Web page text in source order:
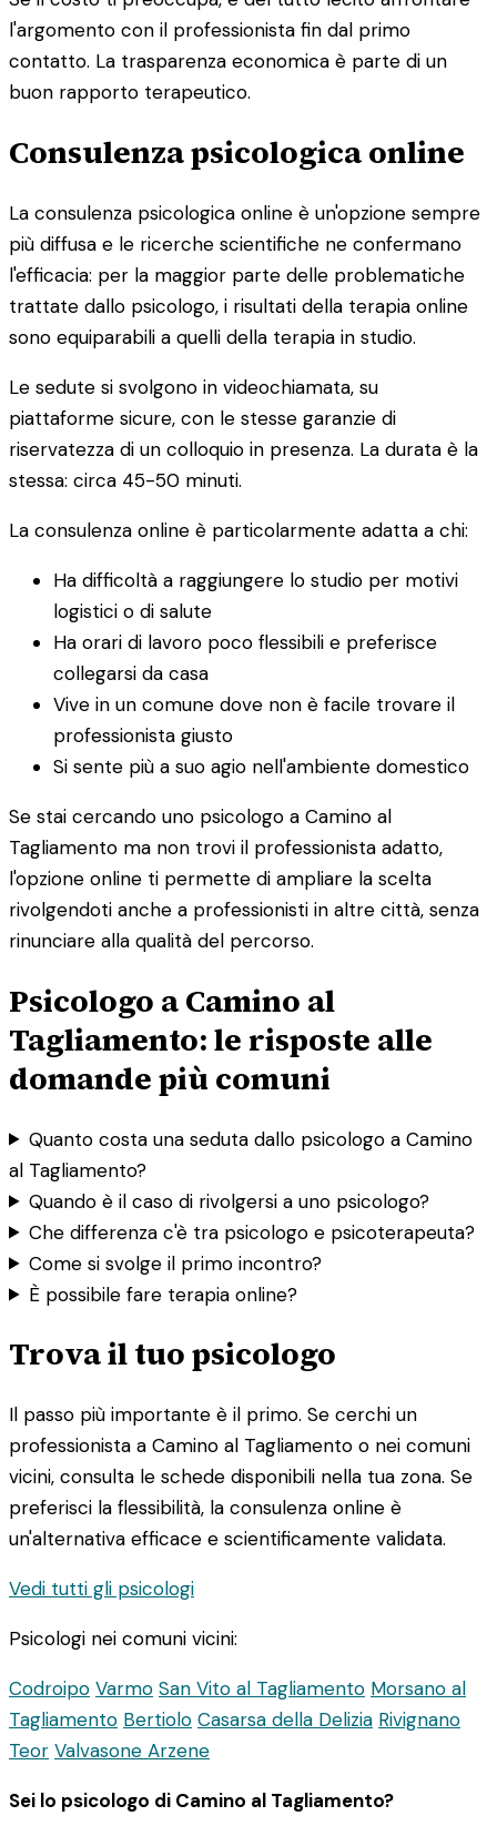
l'argomento con il professionista fin dal primo
contatto. La trasparenza economica è parte di un
buon rapporto terapeutico.
Consulenza psicologica online
La consulenza psicologica online è un'opzione sempre
più diffusa e le ricerche scientifiche ne confermano
l'efficacia: per la maggior parte delle problematiche
trattate dallo psicologo, i risultati della terapia online
sono equiparabili a quelli della terapia in studio.
Le sedute si svolgono in videochiamata, su
piattaforme sicure, con le stesse garanzie di
riservatezza di un colloquio in presenza. La durata è la
stessa: circa 45-50 minuti.
La consulenza online è particolarmente adatta a chi:
Ha difficoltà a raggiungere lo studio per motivi
logistici o di salute
Ha orari di lavoro poco flessibili e preferisce
collegarsi da casa
Vive in un comune dove non è facile trovare il
professionista giusto
Si sente più a suo agio nell'ambiente domestico
Se stai cercando uno psicologo a Camino al
Tagliamento ma non trovi il professionista adatto,
l'opzione online ti permette di ampliare la scelta
rivolgendoti anche a professionisti in altre città, senza
rinunciare alla qualità del percorso.
Psicologo a Camino al
Tagliamento: le risposte alle
domande più comuni
Quanto costa una seduta dallo psicologo a Camino
al Tagliamento?
Quando è il caso di rivolgersi a uno psicologo?
Che differenza c'è tra psicologo e psicoterapeuta?
Come si svolge il primo incontro?
È possibile fare terapia online?
Trova il tuo psicologo
Il passo più importante è il primo. Se cerchi un
professionista a Camino al Tagliamento o nei comuni
vicini, consulta le schede disponibili nella tua zona. Se
preferisci la flessibilità, la consulenza online è
un'alternativa efficace e scientificamente validata.
Vedi tutti gli psicologi
Psicologi nei comuni vicini:
Codroipo Varmo San Vito al Tagliamento Morsano al
Tagliamento Bertiolo Casarsa della Delizia Rivignano
Teor Valvasone Arzene
Sei lo psicologo di Camino al Tagliamento?